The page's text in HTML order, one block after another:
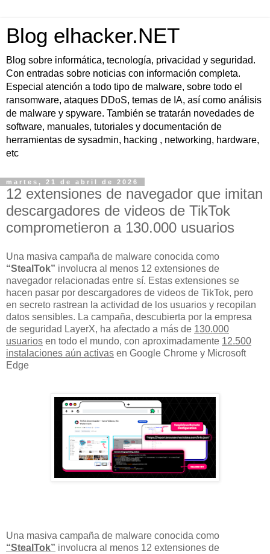
Blog elhacker.NET
Blog sobre informática, tecnología, privacidad y seguridad.
Con entradas sobre noticias con información completa.
Especial atención a todo tipo de malware, sobre todo el
ransomware, ataques DDoS, temas de IA, así como análisis
de malware y spyware. También se tratarán novedades de
software, manuales, tutoriales y documentación de
herramientas de sysadmin, hacking , networking, hardware,
etc
martes, 21 de abril de 2026
12 extensiones de navegador que imitan
descargadores de videos de TikTok
comprometieron a 130.000 usuarios
Una masiva campaña de malware conocida como
“StealTok” involucra al menos 12 extensiones de
navegador relacionadas entre sí. Estas extensiones se
hacen pasar por descargadores de videos de TikTok, pero
en secreto rastrean la actividad de los usuarios y recopilan
datos sensibles. La campaña, descubierta por la empresa
de seguridad LayerX, ha afectado a más de 130.000
usuarios en todo el mundo, con aproximadamente 12.500
instalaciones aún activas en Google Chrome y Microsoft
Edge
Una masiva campaña de malware conocida como
“StealTok” involucra al menos 12 extensiones de